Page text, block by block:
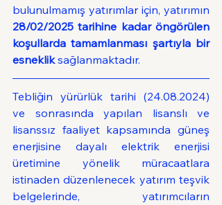
28/02/2025 tarihine kadar öngörülen
koşullarda tamamlanması şartıyla bir
esneklik sağlanmaktadır.
Tebliğin yürürlük tarihi (24.08.2024)
ve sonrasında yapılan lisanslı ve
lisanssız faaliyet kapsamında güneş
enerjisine dayalı elektrik enerjisi
üretimine yönelik müracaatlara
istinaden düzenlenecek yatırım teşvik
belgelerinde, yatırımcıların